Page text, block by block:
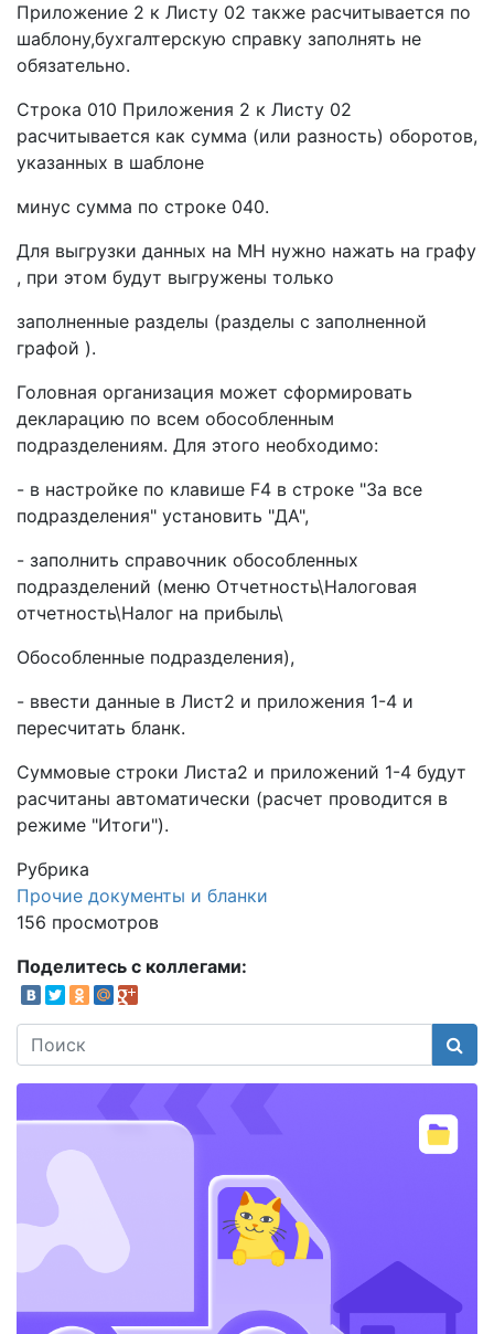
Приложение 2 к Листу 02 также расчитывается по
шаблону,бухгалтерскую справку заполнять не
обязательно.
Строка 010 Приложения 2 к Листу 02
расчитывается как сумма (или разность) оборотов,
указанных в шаблоне
минус сумма по строке 040.
Для выгрузки данных на МН нужно нажать на графу
, при этом будут выгружены только
заполненные разделы (разделы с заполненной
графой ).
Головная организация может сформировать
декларацию по всем обособленным
подразделениям. Для этого необходимо:
- в настройке по клавише F4 в строке "За все
подразделения" установить "ДА",
- заполнить справочник обособленных
подразделений (меню Отчетность\Налоговая
отчетность\Налог на прибыль\
Обособленные подразделения),
- ввести данные в Лист2 и приложения 1-4 и
пересчитать бланк.
Суммовые строки Листа2 и приложений 1-4 будут
расчитаны автоматически (расчет проводится в
режиме "Итоги").
Рубрика
Прочие документы и бланки
156 просмотров
Поделитесь с коллегами: